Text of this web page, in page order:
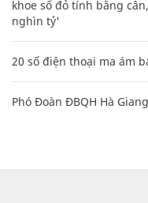
khoe sổ đỏ tính bằng
nghìn tỷ'
20 số điện thoại ma ám
Phó Đoàn ĐBQH Hà